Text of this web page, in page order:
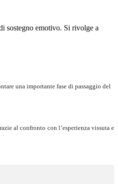
sostegno emotivo. Si rivolge a
una importante fase di passaggio del
al confronto con l’esperienza vissuta e